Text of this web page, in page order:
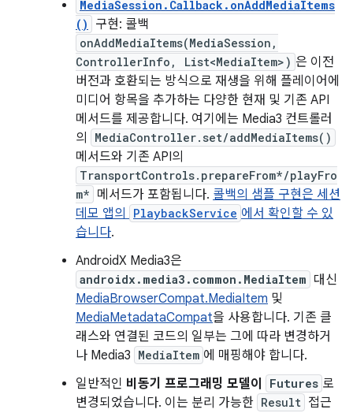
MediaSession.Callback.onAddMediaItems
()
구현: 콜백
onAddMediaItems(MediaSession,
ControllerInfo, List<MediaItem>) 은 이전
버전과 호환되는 방식으로 재생을 위해 플레이어에
미디어 항목을 추가하는 다양한 현재 및 기존 API
메서드를 제공합니다. 여기에는 Media3 컨트롤러
의
MediaController.set/addMediaItems()
메서드와 기존 API의
TransportControls.prepareFrom*/playFro
m* 메서드가 포함됩니다. 콜백의 샘플 구현은 세션
데모 앱의
PlaybackService 에서 확인할 수 있
습니다.
AndroidX Media3은
androidx.media3.common.MediaItem 대신
MediaBrowserCompat.MediaItem 및
MediaMetadataCompat을 사용합니다. 기존 클
래스와 연결된 코드의 일부는 그에 따라 변경하거
나 Media3 MediaItem 에 매핑해야 합니다.
일반적인 비동기 프로그래밍 모델이 Futures 로
변경되었습니다. 이는 분리 가능한 Result 접근